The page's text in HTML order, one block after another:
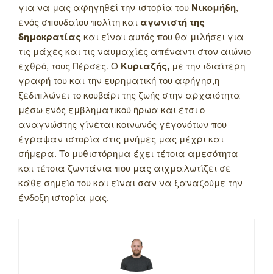
για να μας αφηγηθεί την ιστορία του Νικομήδη,
ενός σπουδαίου πολίτη και αγωνιστή της
δημοκρατίας και είναι αυτός που θα μιλήσει για
τις μάχες και τις ναυμαχίες απέναντι στον αιώνιο
εχθρό, τους Πέρσες. Ο Κυριαζής, με την ιδιαίτερη
γραφή του και την ευρηματική του αφήγησ,η
ξεδιπλώνει το κουβάρι της ζωής στην αρχαιότητα
μέσω ενός εμβληματικού ήρωα και έτσι ο
αναγνώστης γίνεται κοινωνός γεγονότων που
έγραψαν ιστορία στις μνήμες μας μέχρι και
σήμερα. Το μυθιστόρημα έχει τέτοια αμεσότητα
και τέτοια ζωντάνια που μας αιχμαλωτίζει σε
κάθε σημείο του και είναι σαν να ξαναζούμε την
ένδοξη ιστορία μας.